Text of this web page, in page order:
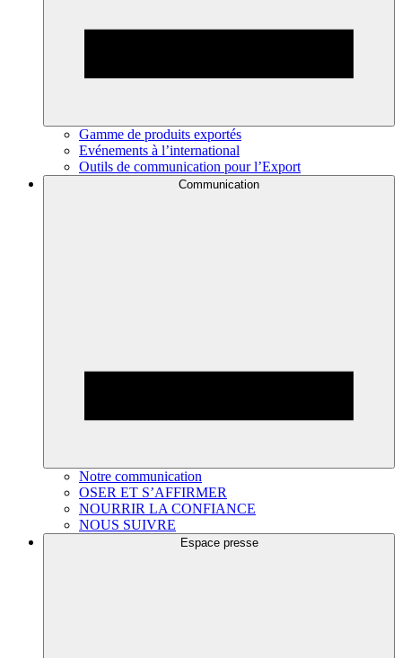
Gamme de produits exportés
Evénements à l’international
Outils de communication pour l’Export
Communication
Notre communication
OSER ET S’AFFIRMER
NOURRIR LA CONFIANCE
NOUS SUIVRE
Espace presse